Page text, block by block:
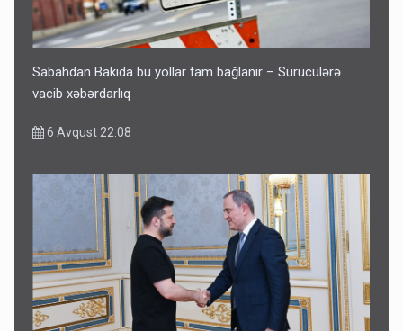
Sabahdan Bakıda bu yollar tam bağlanır – Sürücülərə
vacib xəbərdarlıq
6 Avqust 22:08